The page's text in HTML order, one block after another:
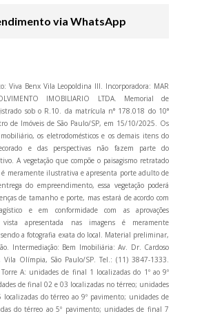
via WhatsApp
Viva Benx Vila Leopoldina III. Incorporadora: MAR
IMOBILIARIO LTDA. Memorial de
sob o R.10. da matrícula n° 178.018 do 10°
de Imóveis de São Paulo/SP, em 15/10/2025. Os
os eletrodomésticos e os demais itens do
e das perspectivas não fazem parte do
A vegetação que compõe o paisagismo retratado
é meramente ilustrativa e apresenta porte adulto de
do empreendimento, essa vegetação poderá
de tamanho e porte, mas estará de acordo com
e em conformidade com as aprovações
apresentada nas imagens é meramente
a fotografia exata do local. Material preliminar,
Intermediação: Bem Imobiliária: Av. Dr. Cardoso
Olímpia, São Paulo/SP. Tel.: (11) 3847-1333.
A: unidades de final 1 localizadas do 1º ao 9º
de final 02 e 03 localizadas no térreo; unidades
do térreo ao 9º pavimento; unidades de
do térreo ao 5º pavimento; unidades de final 7